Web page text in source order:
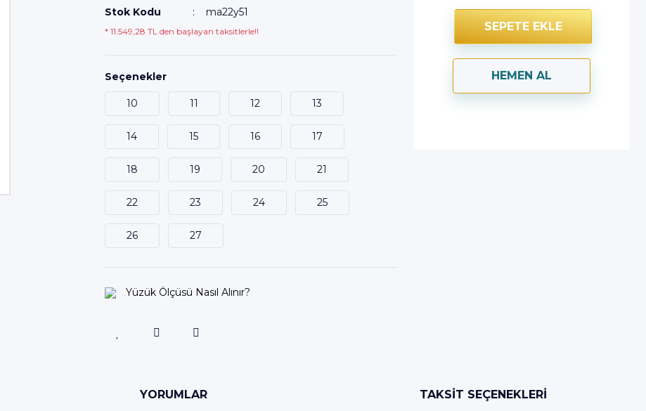
Stok Kodu
ma22y51
* 11.549,28 TL den başlayan taksitlerle!!
Seçenekler
10 11 12 13
14 15 16 17
18 19 20 21
22 23 24 25
26 27
Yüzük Ölçüsü Nasıl Alınır?
SEPETE EKLE
HEMEN AL
YORUMLAR TAKSIT SEÇENEKLERI